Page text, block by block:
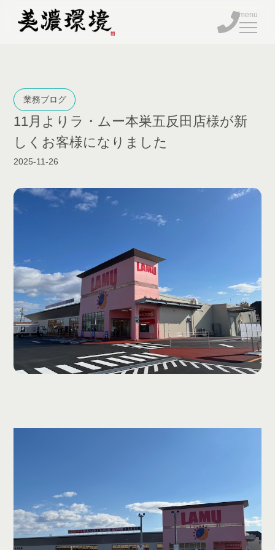
BUSINESS
FACILITY
COMPANY
TEL
業務ブログ
11月よりラ・ムー本巣五反田店様が新
しくお客様になりました
2025-11-26